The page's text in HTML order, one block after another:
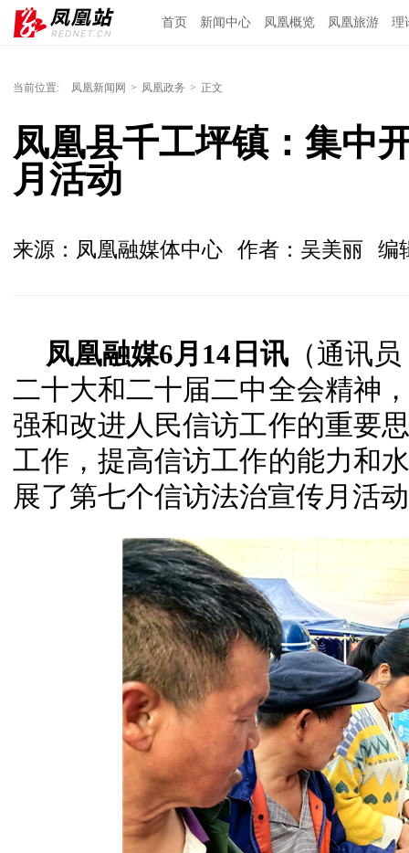
首页 新闻中心 凤凰概览 凤凰旅游 理
当前位置: 凤凰新闻网 > 凤凰政务 > 正文
凤凰县千工坪镇：集中
月活动
来源：凤凰融媒体中心 作者：吴美丽 编
凤凰融媒6月14日讯（通讯
二十大和二十届二中全会精神
强和改进人民信访工作的重要
工作，提高信访工作的能力和
展了第七个信访法治宣传月活